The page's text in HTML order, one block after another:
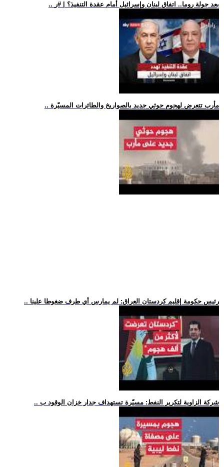
.. بعد جولة روما.. اتفاق لبنان وإسرائيل أمام عقدة التنفيذ؟ | #ر
.. مأرب تتعرض لهجوم حوثي جديد بالصواريخ والطائرات المسيّرة
.. رئيس حكومة إقليم كردستان العراق: لم يمارس أي طرف ضغوطا علينا
.. شركة الزاوية لتكرير النفط: مسيّرة تستهداف جدار خزان الوقود ب